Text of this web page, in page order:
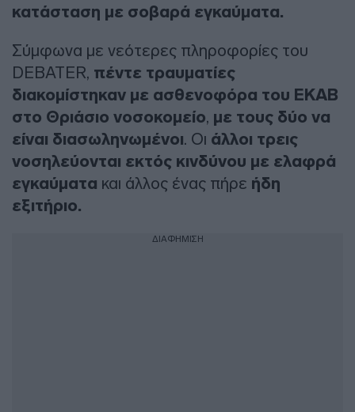
κατάσταση με σοβαρά εγκαύματα.
Σύμφωνα με νεότερες πληροφορίες του
DEBATER, πέντε τραυματίες
διακομίστηκαν με ασθενοφόρα του ΕΚΑΒ
στο Θριάσιο νοσοκομείο, με τους δύο να
είναι διασωληνωμένοι. Οι άλλοι τρεις
νοσηλεύονται εκτός κινδύνου με ελαφρά
εγκαύματα και άλλος ένας πήρε ήδη
εξιτήριο.
ΔΙΑΦΗΜΙΣΗ